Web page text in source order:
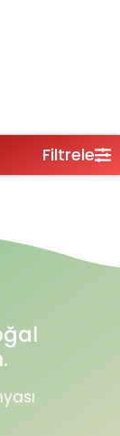
Filtrele